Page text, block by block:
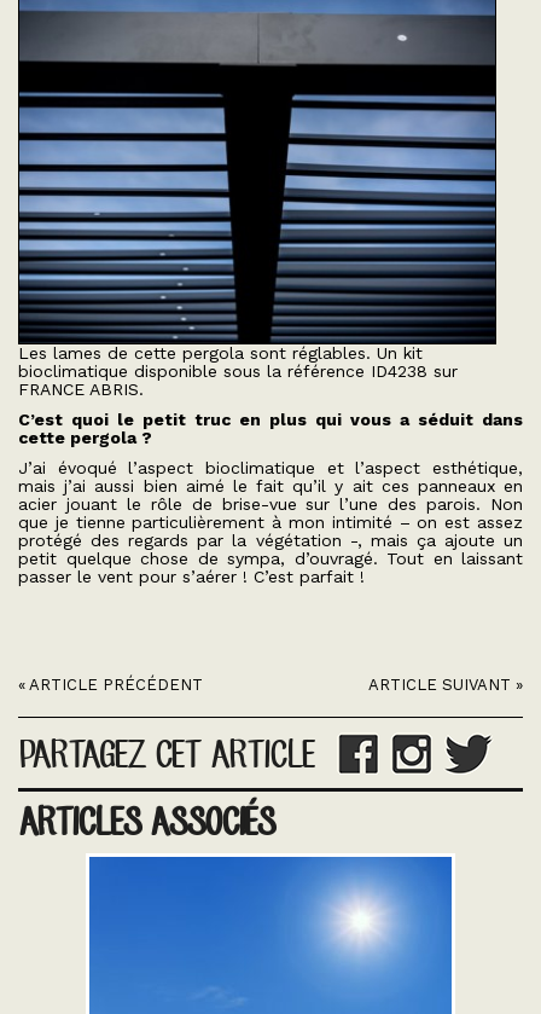
Les lames de cette pergola sont réglables. Un kit
bioclimatique disponible sous la référence ID4238 sur
FRANCE ABRIS.
C’est quoi le petit truc en plus qui vous a séduit dans
cette pergola ?
J’ai évoqué l’aspect bioclimatique et l’aspect esthétique,
mais j’ai aussi bien aimé le fait qu’il y ait ces panneaux en
acier jouant le rôle de brise-vue sur l’une des parois. Non
que je tienne particulièrement à mon intimité – on est assez
protégé des regards par la végétation -, mais ça ajoute un
petit quelque chose de sympa, d’ouvragé. Tout en laissant
passer le vent pour s’aérer ! C’est parfait !
« ARTICLE PRÉCÉDENT ARTICLE SUIVANT »
PARTAGEZ CET ARTICLE
ARTICLES ASSOCIÉS